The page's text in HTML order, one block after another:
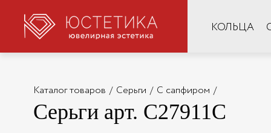
КОЛЬЦА
Каталог товаров / Серьги / С сапфиром /
Серьги арт. С27911С